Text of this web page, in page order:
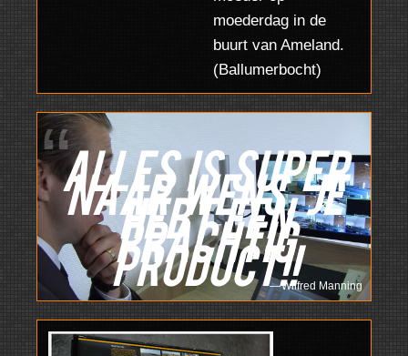
moederdag in de
buurt van Ameland.
(Ballumerbocht)
Alles is super
naar wens, je
hebt een
prachtig
product!!Wilfred Manning